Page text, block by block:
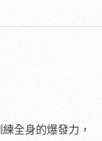
全身的爆發力，